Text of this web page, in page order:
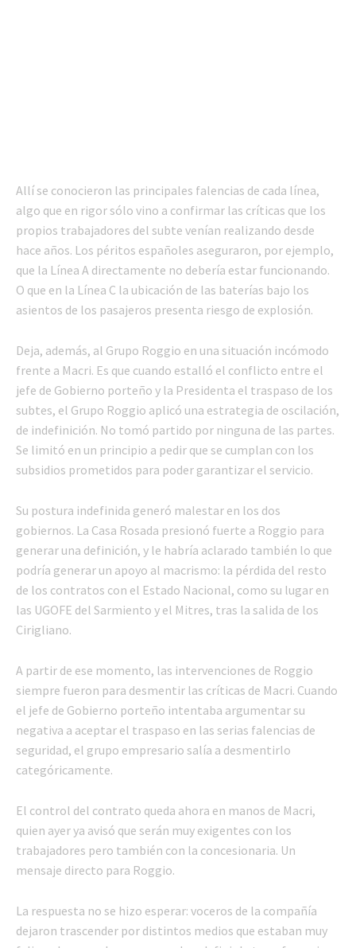
Allí se conocieron las principales falencias de cada línea,
algo que en rigor sólo vino a confirmar las críticas que los
propios trabajadores del subte venían realizando desde
hace años. Los péritos españoles aseguraron, por ejemplo,
que la Línea A directamente no debería estar funcionando.
O que en la Línea C la ubicación de las baterías bajo los
asientos de los pasajeros presenta riesgo de explosión.
Deja, además, al Grupo Roggio en una situación incómodo
frente a Macri. Es que cuando estalló el conflicto entre el
jefe de Gobierno porteño y la Presidenta el traspaso de los
subtes, el Grupo Roggio aplicó una estrategia de oscilación,
de indefinición. No tomó partido por ninguna de las partes.
Se limitó en un principio a pedir que se cumplan con los
subsidios prometidos para poder garantizar el servicio.
Su postura indefinida generó malestar en los dos
gobiernos. La Casa Rosada presionó fuerte a Roggio para
generar una definición, y le habría aclarado también lo que
podría generar un apoyo al macrismo: la pérdida del resto
de los contratos con el Estado Nacional, como su lugar en
las UGOFE del Sarmiento y el Mitres, tras la salida de los
Cirigliano.
A partir de ese momento, las intervenciones de Roggio
siempre fueron para desmentir las críticas de Macri. Cuando
el jefe de Gobierno porteño intentaba argumentar su
negativa a aceptar el traspaso en las serias falencias de
seguridad, el grupo empresario salía a desmentirlo
categóricamente.
El control del contrato queda ahora en manos de Macri,
quien ayer ya avisó que serán muy exigentes con los
trabajadores pero también con la concesionaria. Un
mensaje directo para Roggio.
La respuesta no se hizo esperar: voceros de la compañía
dejaron trascender por distintos medios que estaban muy